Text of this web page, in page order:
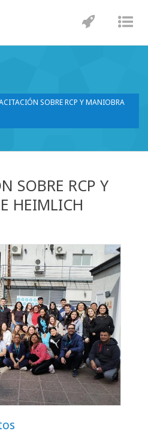
SOBRE RCP Y MANIOBRA
SOBRE RCP Y
HEIMLICH